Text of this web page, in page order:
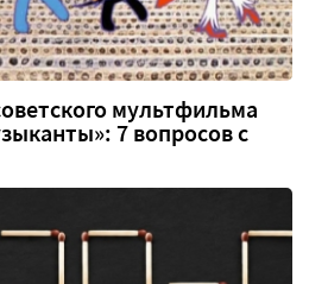
мультфильма
7 вопросов с